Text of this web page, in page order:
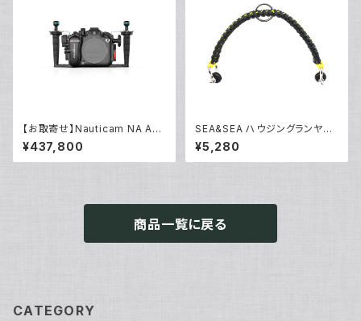
【お取寄せ】Nauticam NA A6
700 [10551]
¥437,800
SEA&SEA ハウジングランヤー
ドIV [46137]
¥5,280
商品一覧に戻る
CATEGORY